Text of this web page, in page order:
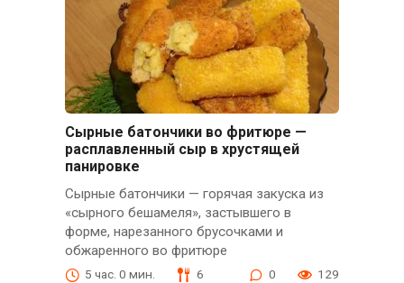
Сырные батончики во фритюре —
расплавленный сыр в хрустящей
панировке
Сырные батончики — горячая закуска из
«сырного бешамеля», застывшего в
форме, нарезанного брусочками и
обжаренного во фритюре
5 час. 0 мин. 6 0 129